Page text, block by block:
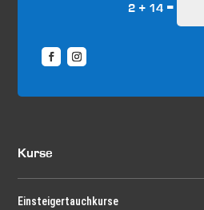
2 + 14=
Kurse
Einsteigertauchkurse